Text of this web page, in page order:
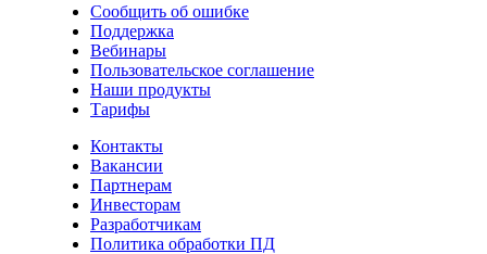
Сообщить об ошибке
Поддержка
Вебинары
Пользовательское соглашение
Наши продукты
Тарифы
Контакты
Вакансии
Партнерам
Инвесторам
Разработчикам
Политика обработки ПД